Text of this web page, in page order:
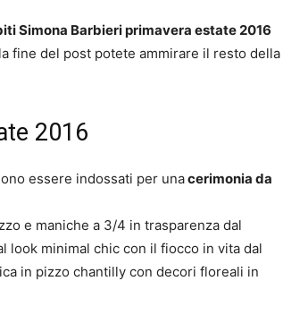
Simona Barbieri primavera estate 2016
fine del post potete ammirare il resto della
2016
essere indossati per unacerimonia da
e maniche a 3/4 in trasparenza dal
look minimal chic con il fiocco in vita dal
in pizzo chantilly con decori floreali in